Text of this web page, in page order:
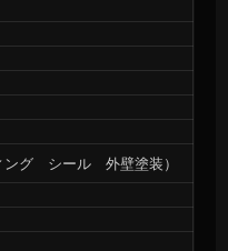
ング シール 外壁塗装）